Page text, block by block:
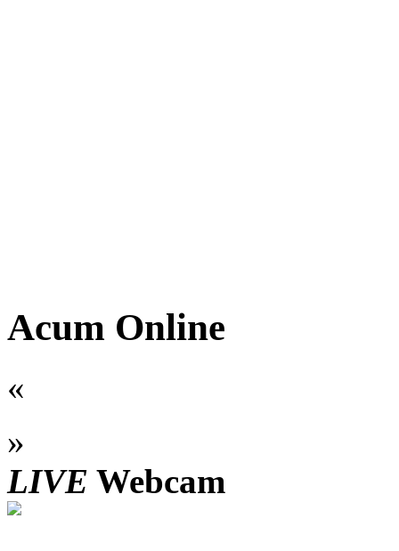
Acum Online
«
»
LIVE Webcam